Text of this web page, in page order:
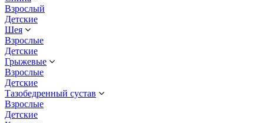
Взрослый
Детские
Шея
Взрослые
Детские
Грыжевые
Взрослые
Детские
Тазобедренный сустав
Взрослые
Детские